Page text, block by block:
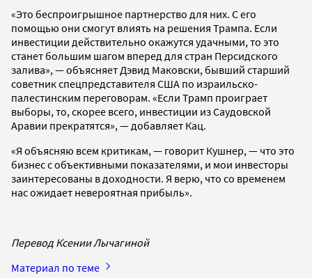
«Это беспроигрышное партнерство для них. С его
помощью они смогут влиять на решения Трампа. Если
инвестиции действительно окажутся удачными, то это
станет большим шагом вперед для стран Персидского
залива», — объясняет Дэвид Маковски, бывший старший
советник спецпредставителя США по израильско-
палестинским переговорам. «Если Трамп проиграет
выборы, то, скорее всего, инвестиции из Саудовской
Аравии прекратятся», — добавляет Кац.
«Я объясняю всем критикам, — говорит Кушнер, — что это
бизнес с объективными показателями, и мои инвесторы
заинтересованы в доходности. Я верю, что со временем
нас ожидает невероятная прибыль».
Перевод Ксении Лычагиной
Материал по теме